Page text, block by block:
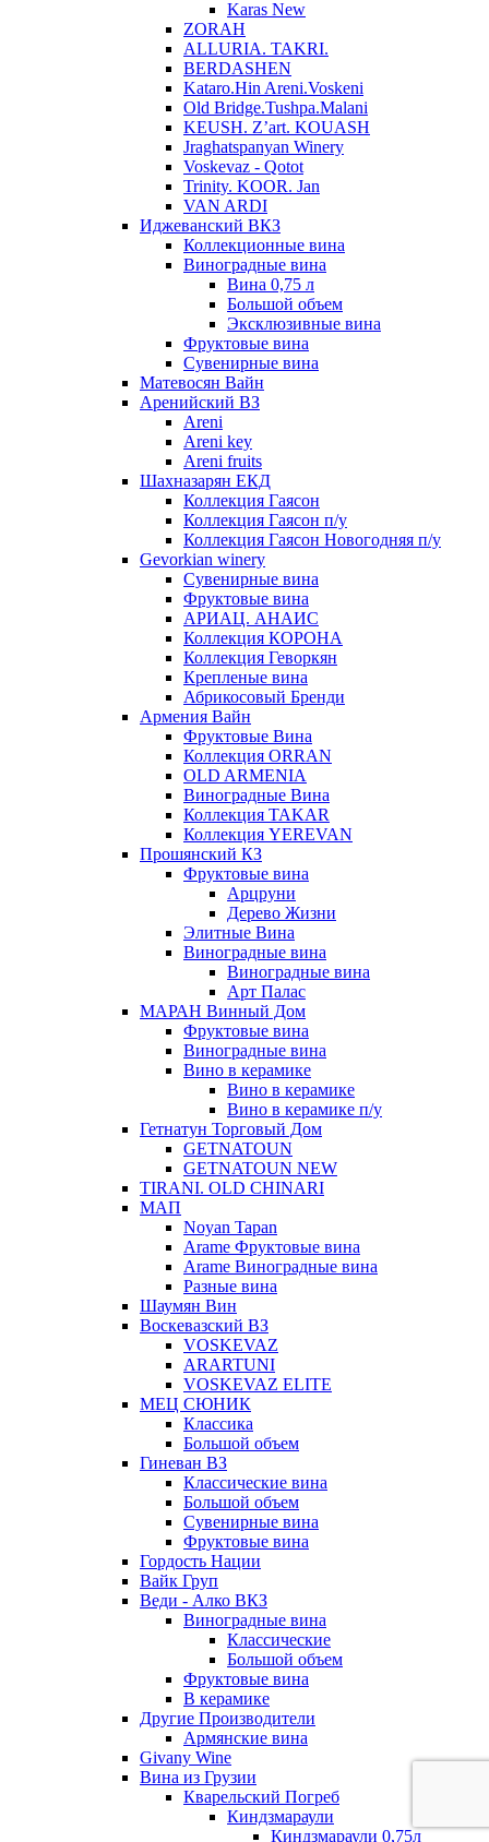
Karas New
ZORAH
ALLURIA. TAKRI.
BERDASHEN
Kataro.Hin Areni.Voskeni
Old Bridge.Tushpa.Malani
KEUSH. Z’art. KOUASH
Jraghatspanyan Winery
Voskevaz - Qotot
Trinity. KOOR. Jan
VAN ARDI
Иджеванский ВКЗ
Коллекционные вина
Виноградные вина
Вина 0,75 л
Большой объем
Эксклюзивные вина
Фруктовые вина
Cувенирные вина
Матевосян Вайн
Аренийский ВЗ
Areni
Areni key
Areni fruits
Шахназарян ЕКД
Коллекция Гаясон
Коллекция Гаясон п/у
Коллекция Гаясон Новогодняя п/у
Gevorkian winery
Сувенирные вина
Фруктовые вина
АРИАЦ. АНАИС
Коллекция КОРОНА
Коллекция Геворкян
Крепленые вина
Абрикосовый Бренди
Армения Вайн
Фруктовые Вина
Коллекция ORRAN
OLD ARMENIA
Виноградные Вина
Коллекция TAKAR
Коллекция YEREVAN
Прошянский КЗ
Фруктовые вина
Арцруни
Дерево Жизни
Элитные Вина
Виноградные вина
Виноградные вина
Арт Палас
МАРАН Винный Дом
Фруктовые вина
Виноградные вина
Вино в керамике
Вино в керамике
Вино в керамике п/у
Гетнатун Торговый Дом
GETNATOUN
GETNATOUN NEW
TIRANI. OLD CHINARI
МАП
Noyan Tapan
Arame Фруктовые вина
Arame Виноградные вина
Разные вина
Шаумян Вин
Воскевазский ВЗ
VOSKEVAZ
ARARTUNI
VOSKEVAZ ELITE
МЕЦ СЮНИК
Классика
Большой объем
Гиневан ВЗ
Классические вина
Большой объем
Сувенирные вина
Фруктовые вина
Гордость Нации
Вайк Груп
Веди - Алко ВКЗ
Виноградные вина
Классические
Большой объем
Фруктовые вина
В керамике
Другие Производители
Армянские вина
Givany Wine
Вина из Грузии
Кварельский Погреб
Киндзмараули
Киндзмараули 0,75л